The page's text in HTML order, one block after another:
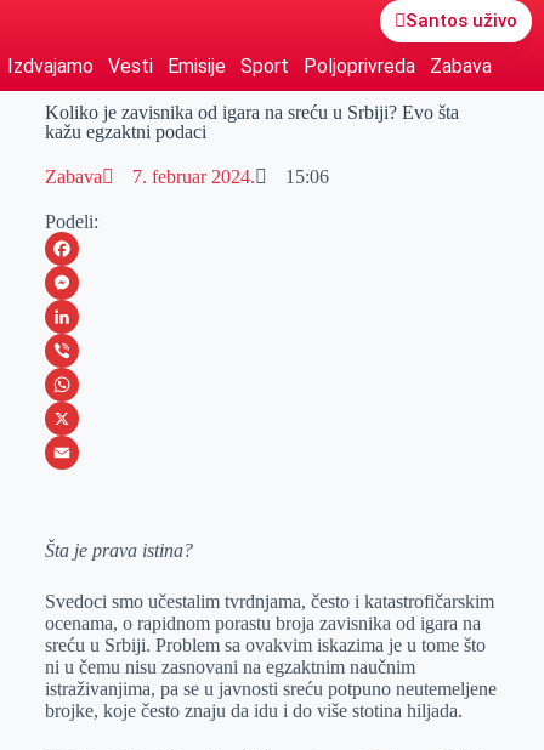
Santos uživo
Izdvajamo Vesti Emisije Sport Poljoprivreda Zabava
Koliko je zavisnika od igara na sreću u Srbiji? Evo šta
kažu egzaktni podaci
Zabava 7. februar 2024. 15:06
Podeli:
F
a
c
e
b
o
M
e
s
s
e
e
L
i
n
k
I
V
i
b
W
h
s
p
p
X
a
l
Šta je prava istina?
Svedoci smo učestalim tvrdnjama, često i katastrofičarskim
ocenama, o rapidnom porastu broja zavisnika od igara na
sreću u Srbiji. Problem sa ovakvim iskazima je u tome što
ni u čemu nisu zasnovani na egzaktnim naučnim
istraživanjima, pa se u javnosti sreću potpuno neutemeljene
brojke, koje često znaju da idu i do više stotina hiljada.